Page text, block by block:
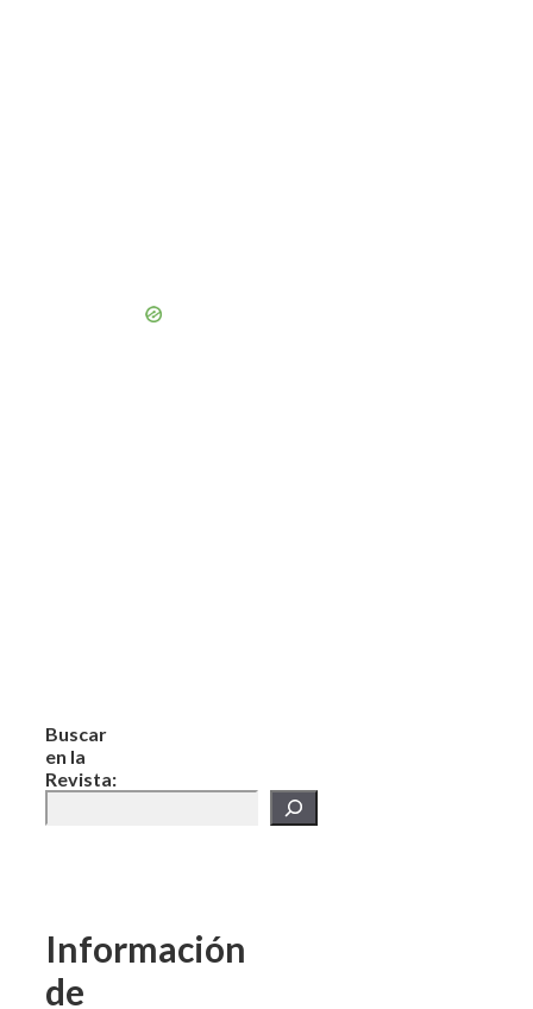
Buscar
en la
Revista:
Información
de